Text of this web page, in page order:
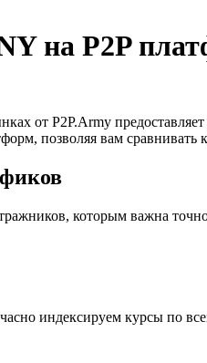
на P2P
от P2P.Army
позволяя вам
которым важна
индексируем курсы по